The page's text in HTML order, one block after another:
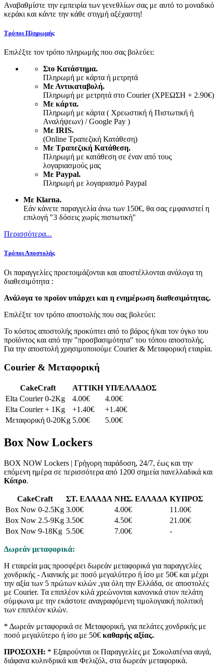
Αναβαθμίστε την εμπειρία των γενεθλίων σας με αυτό το μοναδικό
κεράκι και κάντε την κάθε στιγμή αξέχαστη!
Τρόποι Πληρωμής
Επιλέξτε τον τρόπο πληρωμής που σας βολεύει:
Στο Κατάστημα.
Πληρωμή με κάρτα ή μετρητά
Με Αντικαταβολή.
Πληρωμή με μετρητά στο Courier (ΧΡΕΩΣΗ + 2.90€)
Με κάρτα.
Πληρωμή με κάρτα ( Χρεωστική ή Πιστωτική ή
Αναλήψεων) / Google Pay )
Με IRIS.
(Online Τραπεζική Κατάθεση)
Με Τραπεζική Κατάθεση.
Πληρωμή με κατάθεση σε έναν από τους
λογαριασμούς μας
Με Paypal.
Πληρωμή με λογαριασμό Paypal
Με Klarna.
Εάν κάνετε παραγγελία άνω των 150€, θα σας εμφανιστεί η
επιλογή "3 δόσεις χωρίς πιστωτική"
Περισσότερα...
Τρόποι Αποστολής
Οι παραγγελίες προετοιμάζονται και αποστέλλονται ανάλογα τη
διαθεσιμότητα :
Ανάλογα το προϊoν υπάρχει και η ενημέρωση διαθεσιμότητας.
Επιλέξτε τον τρόπο αποστολής που σας βολεύει:
Το κόστος αποστολής προκύπτει από το βάρος ή/και τον όγκο του
προϊόντος και από την "προσβασιμότητα" του τόπου αποστολής.
Για την αποστολή χρησιμοποιούμε Courier & Μεταφορική εταιρία.
Courier & Μεταφορική
CakeCraft ATTIKH ΥΠ/ΕΛΛΑΔΟΣ
Elta Courier 0-2Kg
4.00€
4.00€
Elta Courier + 1Kg
+1.40€
+1.40€
Μεταφορική 0-20Kg 5.00€ 5.00€
Box Now Lockers
BOX NOW Lockers | Γρήγορη παράδοση, 24/7, έως και την
επόμενη ημέρα σε περισσότερα από 1200 σημεία πανελλαδικά και
Κύπρο.
CakeCraft ΣΤ. ΕΛΛΑΔΑ ΝΗΣ. ΕΛΛΑΔΑ ΚΥΠΡΟΣ
Box Now 0-2.5Kg 3.00€ 4.00€
11.00€
Box Now 2.5-9Kg 3.50€ 4.50€
21.00€
Box Now 9-18Kg 5.50€ 7.00€ -
Δωρεάν μεταφορικά:
Η εταιρεία μας προσφέρει δωρεάν μεταφορικά για παραγγελίες
χονδρικής - Λιανικής με ποσό μεγαλύτερο ή ίσο με 50€ και μέχρι
την αξία των 5 πρώτων κιλών ,για όλη την Ελλάδα, σε αποστολές
με Courier. Τα επιπλέον κιλά χρεώνονται κανονικά στον πελάτη
σύμφωνα με την εκάστοτε αναγραφόμενη τιμολογιακή πολιτική
των επιπλέον κιλών.
* Δωρεάν μεταφορικά σε Μεταφορική, για πελάτες χονδρικής με
ποσό μεγαλύτερο ή ίσο με 50€ καθαρής αξίας.
ΠΡΟΣΟΧΗ: * Εξαιρούνται οι Παραγγελίες με Σοκολατένια αυγά,
διάφανα κυλινδρικά και Φελιζόλ, στα δωρεάν μεταφορικά.